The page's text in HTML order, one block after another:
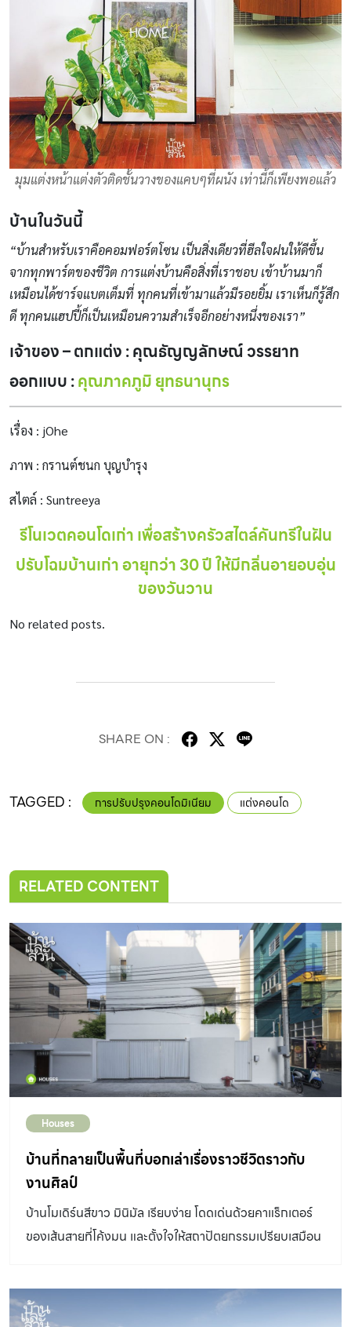
มุมแต่งหน้าแต่งตัวติดชั้นวางของแคบๆที่ผนัง เท่านี้ก็เพียงพอแล้ว
บ้านในวันนี้
“บ้านสำหรับเราคือคอมฟอร์ตโซน เป็นสิ่งเดียวที่ฮีลใจฝนให้ดีขึ้น
จากทุกพาร์ตของชีวิต การแต่งบ้านคือสิ่งที่เราชอบ เข้าบ้านมาก็
เหมือนได้ชาร์จแบตเต็มที่ ทุกคนที่เข้ามาแล้วมีรอยยิ้ม เราเห็นก็รู้สึก
ดี ทุกคนแฮปปี้ก็เป็นเหมือนความสำเร็จอีกอย่างหนึ่งของเรา”
เจ้าของ – ตกแต่ง : คุณธัญญลักษณ์ วรรยาท
ออกแบบ :คุณภาคภูมิ ยุทธนานุกร
เรื่อง : jOhe
ภาพ : กรานต์ชนก บุญบำรุง
สไตล์ : Suntreeya
รีโนเวตคอนโดเก่า เพื่อสร้างครัวสไตล์คันทรีในฝัน
ปรับโฉมบ้านเก่า อายุกว่า 30 ปี ให้มีกลิ่นอายอบอุ่น
ของวันวาน
No related posts.
SHARE ON :
TAGGED : การปรับปรุงคอนโดมิเนียม แต่งคอนโด
RELATED CONTENT
Houses
บ้านที่กลายเป็นพื้นที่บอกเล่าเรื่องราวชีวิตราวกับ
งานศิลป์
บ้านโมเดิร์นสีขาว มินิมัล เรียบง่าย โดดเด่นด้วยคาแร็กเตอร์
ของเส้นสายที่โค้งมน และตั้งใจให้สถาปัตยกรรมเปรียบเสมือน